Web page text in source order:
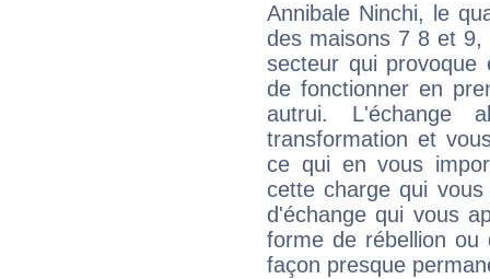
Annibale Ninchi, le
des maisons 7 8 et
secteur qui provoque
de fonctionner en
autrui. L'échange
transformation et
ce qui en vous
cette charge qui
d'échange qui vous
forme de rébellion ou
façon presque